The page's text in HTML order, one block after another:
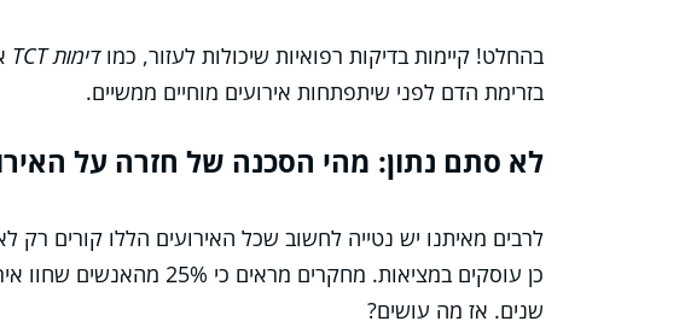
בהחלט! קיימות בדיקות רפואיות שיכולות לעזור, כמודימות TCT
בזרימת הדם לפני שיתפתחות אירועים מוחיים ממשיים.
לא סתם נתון: מהי הסכנה של חזרה על
לרבים מאיתנו יש נטייה לחשוב שכל האירועים הללו קורים רק
כן עוסקים במציאות. מחקרים
שנים. אז מה עושים?